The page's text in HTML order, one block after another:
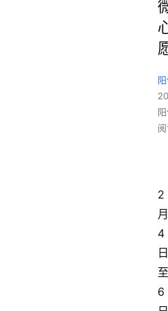
2
月
4
日
至
6